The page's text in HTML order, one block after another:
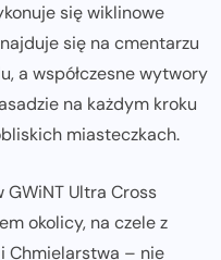
się wiklinowe
się na cmentarzu
a współczesne wytwory
na każdym kroku
miasteczkach.
Ultra Cross
okolicy, na czele z
Chmielarstwa – nie